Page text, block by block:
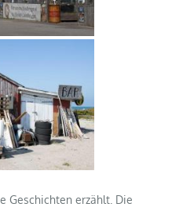
Geschichten erzählt. Die